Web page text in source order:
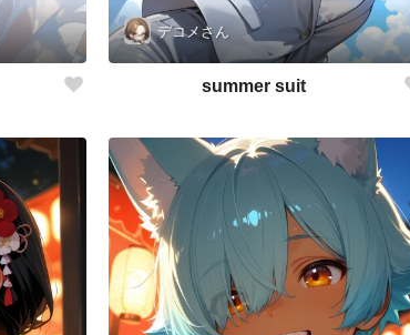
デコメさん
summer suit